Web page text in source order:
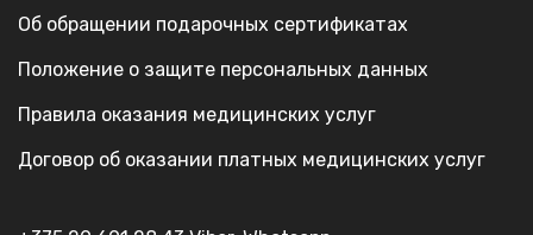
Об обращении подарочных сертификатах
Положение о защите персональных данных
Правила оказания медицинских услуг
Договор об оказании платных медицинских услуг